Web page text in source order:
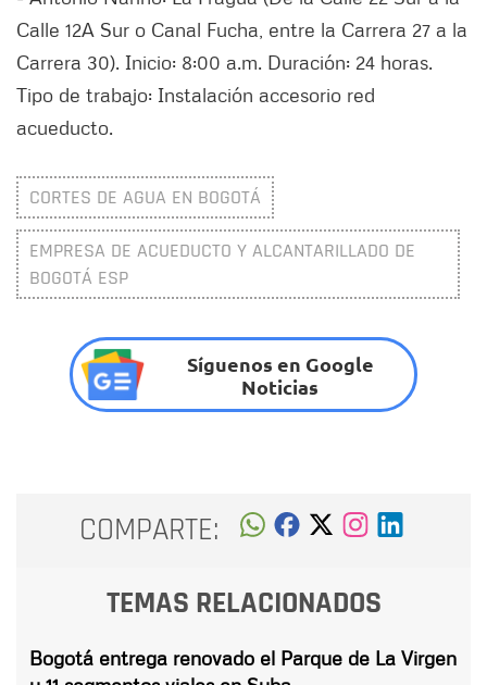
Calle 12A Sur o Canal Fucha, entre la Carrera 27 a la
Carrera 30). Inicio: 8:00 a.m. Duración: 24 horas.
Tipo de trabajo: Instalación accesorio red
acueducto.
CORTES DE AGUA EN BOGOTÁ
EMPRESA DE ACUEDUCTO Y ALCANTARILLADO DE
BOGOTÁ ESP
Síguenos en Google
Noticias
COMPARTE:
TEMAS RELACIONADOS
Bogotá entrega renovado el Parque de La Virgen